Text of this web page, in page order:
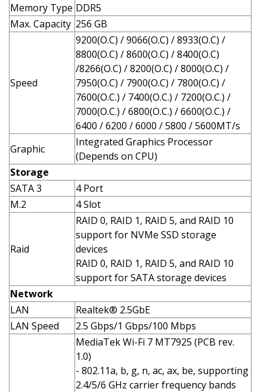
Memory Type DDR5
Max. Capacity 256 GB
Speed
9200(O.C) / 9066(O.C) / 8933(O.C) /
8800(O.C) / 8600(O.C) / 8400(O.C)
/8266(O.C) / 8200(O.C) / 8000(O.C) /
7950(O.C) / 7900(O.C) / 7800(O.C) /
7600(O.C.) / 7400(O.C.) / 7200(O.C.) /
7000(O.C.) / 6800(O.C.) / 6600(O.C.) /
6400 / 6200 / 6000 / 5800 / 5600MT/s
Graphic
Integrated Graphics Processor
(Depends on CPU)
Storage
SATA 3
4 Port
M.2
4 Slot
Raid
RAID 0, RAID 1, RAID 5, and RAID 10
support for NVMe SSD storage
devices
RAID 0, RAID 1, RAID 5, and RAID 10
support for SATA storage devices
Network
LAN
Realtek® 2.5GbE
LAN Speed
2.5 Gbps/1 Gbps/100 Mbps
MediaTek Wi-Fi 7 MT7925 (PCB rev.
1.0)
- 802.11a, b, g, n, ac, ax, be, supporting
2.4/5/6 GHz carrier frequency bands